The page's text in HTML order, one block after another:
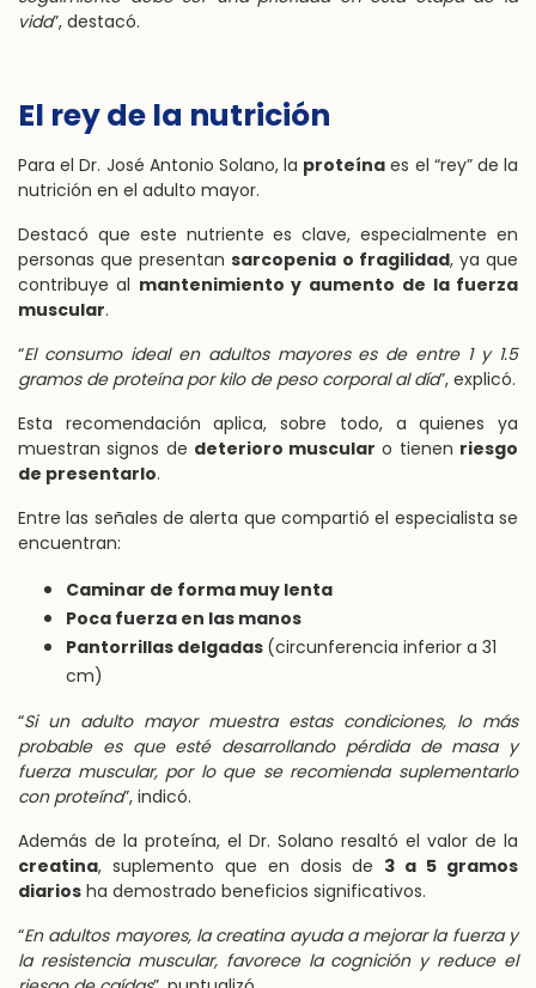
vida”, destacó.
El rey de la nutrición
Para el Dr. José Antonio Solano, la proteína es el “rey” de la
nutrición en el adulto mayor.
Destacó que este nutriente es clave, especialmente en
personas que presentansarcopenia o fragilidad, ya que
contribuye al mantenimiento y aumento de la fuerza
muscular.
“El consumo ideal en adultos mayores es de entre 1 y 1.5
gramos de proteína por kilo de peso corporal al día”, explicó.
Esta recomendación aplica, sobre todo, a quienes ya
muestran signos de deterioro muscular o tienen riesgo
de presentarlo.
Entre las señales de alerta que compartió el especialista se
encuentran:
Caminar de forma muy lenta
Poca fuerza en las manos
Pantorrillas delgadas (circunferencia inferior a 31
cm)
“Si un adulto mayor muestra estas condiciones, lo más
probable es que esté desarrollando pérdida de masa y
fuerza muscular, por lo que se recomienda suplementarlo
con proteína”, indicó.
Además de la proteína, el Dr. Solano resaltó el valor de la
creatina, suplemento que en dosis de 3 a 5 gramos
diarios ha demostrado beneficios significativos.
“En adultos mayores, la creatina ayuda a mejorar la fuerza y
la resistencia muscular, favorece la cognición y reduce el